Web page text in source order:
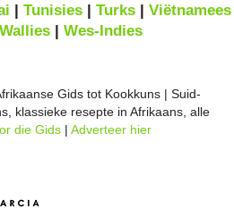
| Tunisies| Turks| Viëtnamees
Wallies| Wes-Indies
Gids tot Kookkuns | Suid-
klassieke resepte in Afrikaans, alle
die Gids | Adverteer hier